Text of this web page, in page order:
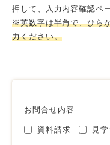
押して、入力内容確認ペ
※英数字は半角で、ひら
力ください。
お問合せ内容
資料請求 見